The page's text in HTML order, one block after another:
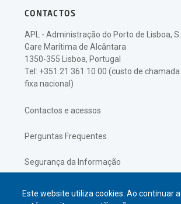
Este website utiliza cookies. Ao continuar
CONTACTOS
APL - Administração do Porto de Lisboa,
Gare Marítima de Alcântara
1350-355 Lisboa, Portugal
Tel: +351 21 361 10 00 (custo de
fixa nacional)
Contactos e acessos
Perguntas Frequentes
Segurança da Informação
Política de Privacidade